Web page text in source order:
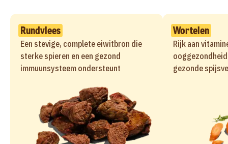
Rundvlees
Een stevige, complete eiwitbron die
sterke spieren en een gezond
immuunsysteem ondersteunt
Wortelen
Rijk aan
gezonde